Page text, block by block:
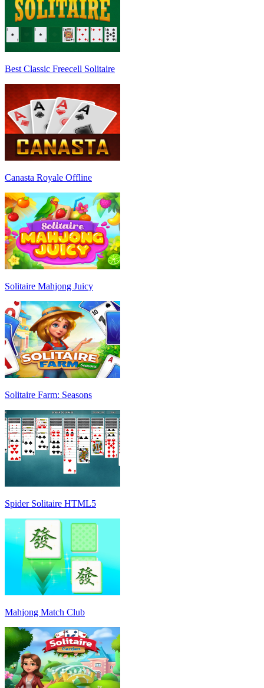
Best Classic Freecell Solitaire
Canasta Royale Offline
Solitaire Mahjong Juicy
Solitaire Farm: Seasons
Spider Solitaire HTML5
Mahjong Match Club